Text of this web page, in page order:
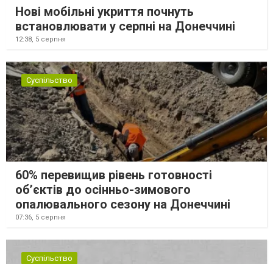
Нові мобільні укриття почнуть
встановлювати у серпні на Донеччині
12:38, 5 серпня
Суспільство
60% перевищив рівень готовності
об’єктів до осінньо-зимового
опалювального сезону на Донеччині
07:36, 5 серпня
Суспільство